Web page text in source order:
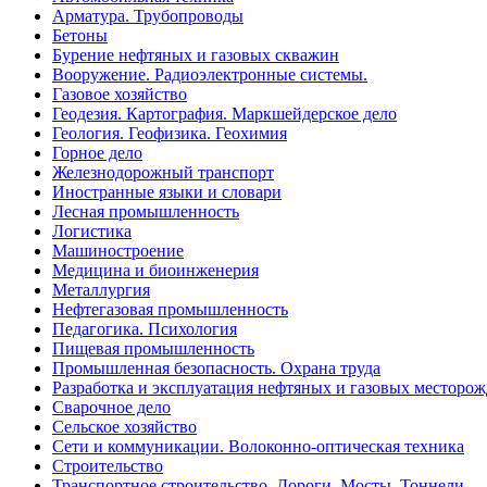
Арматура. Трубопроводы
Бетоны
Бурение нефтяных и газовых скважин
Вооружение. Радиоэлектронные системы.
Газовое хозяйство
Геодезия. Картография. Маркшейдерское дело
Геология. Геофизика. Геохимия
Горное дело
Железнодорожный транспорт
Иностранные языки и словари
Лесная промышленность
Логистика
Машиностроение
Медицина и биоинженерия
Металлургия
Нефтегазовая промышленность
Педагогика. Психология
Пищевая промышленность
Промышленная безопасность. Охрана труда
Разработка и эксплуатация нефтяных и газовых
Сварочное дело
Сельское хозяйство
Сети и коммуникации. Волоконно-оптическая техника
Строительство